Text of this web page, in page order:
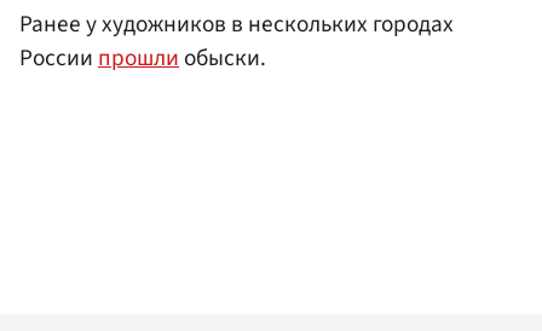
Ранее у художников в нескольких городах
Россиипрошлиобыски.